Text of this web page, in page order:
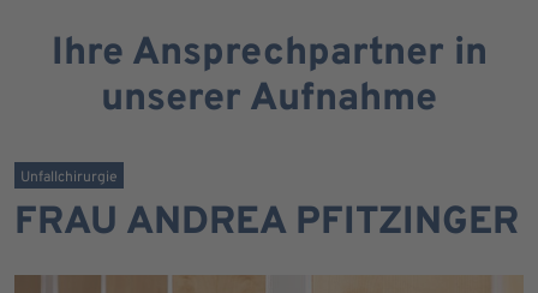
Ihre Ansprechpartner in
unserer Aufnahme
Unfallchirurgie
FRAU ANDREA PFITZINGER